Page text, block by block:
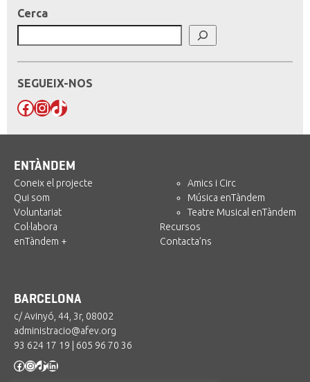
Cerca
SEGUEIX-NOS
Facebook
Instagram
TikTok
ENTÀNDEM
Coneix el projecte
Qui som
Voluntariat
Col·labora
enTàndem +
Amics i Circ
Música enTàndem
Teatre Musical enTàndem
Recursos
Contacta’ns
BARCELONA
c/ Avinyó, 44, 3r, 08002
administracio@afev.org
93 624 17 19
605 96 70 36
Facebook
Instagram
TikTok
LinkedIn